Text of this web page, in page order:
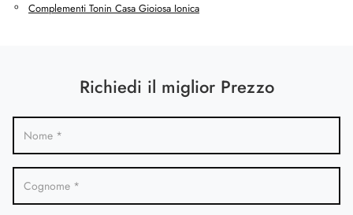
Complementi Tonin Casa Gioiosa Ionica
Richiedi il miglior Prezzo